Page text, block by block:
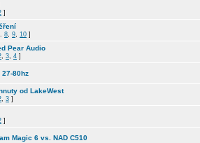
]
8, 9, 10 ]
Pear Audio
, 3, 4 ]
80hz
od LakeWest
, 3 ]
]
Magic 6 vs. NAD C510